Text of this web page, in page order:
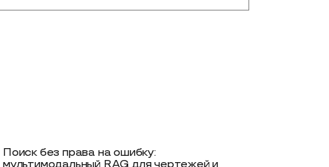
Поиск без права на ошибку: